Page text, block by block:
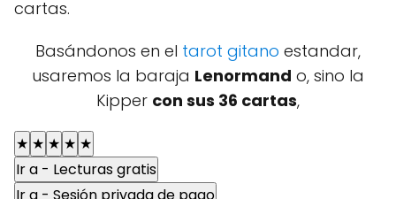
cartas.
Basándonos en el tarot gitano estandar,
usaremos la baraja Lenormand o, sino la
Kipper con sus 36 cartas,
★ ★ ★ ★ ★
Ir a - Lecturas gratis